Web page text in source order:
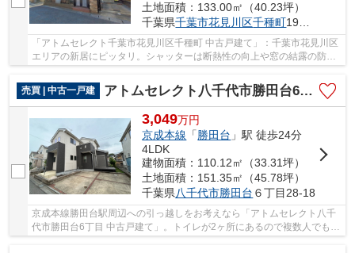
土地面積：133.00㎡（40.23坪）
千葉県千葉市花見川区千種町196-17
「アトムセレクト千葉市花見川区千種町 中古戸建て」：千葉市花見川区
エリアの新居にピッタリ。シャッターは断熱性の向上や窓の結露の防止
売買 | 中古一戸建
アトムセレクト八千代市勝田台6丁目 中古戸建て
3,049万円
京成本線 「 勝田台 」駅 徒歩24分
4LDK
建物面積：110.12㎡（33.31坪）
土地面積：151.35㎡（45.78坪）
千葉県八千代市勝田台 ６丁目28-18
京成本線勝田台駅周辺への引っ越しをお考えなら「アトムセレクト八千
代市勝田台6丁目 中古戸建て」。トイレが2ヶ所にあるので複数人でも快